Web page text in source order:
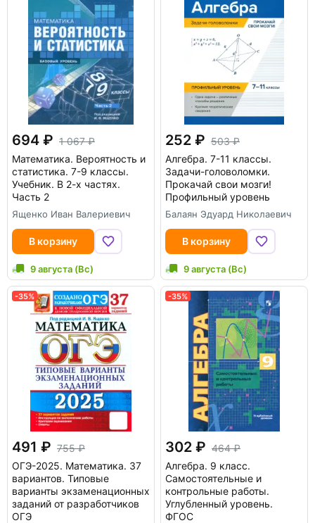
694
1 067
Математика. Вероятность и
статистика. 7-9 классы.
Учебник. В 2-х частях.
Часть 2
Ященко Иван Валериевич
В корзину
9 августа (Вс)
252
503
Алгебра. 7-11 классы.
Задачи-головоломки.
Прокачай свои мозги!
Профильный уровень
Балаян Эдуард Николаевич
В корзину
9 августа (Вс)
-35%
491
755
ОГЭ-2025. Математика. 37
вариантов. Типовые
варианты экзаменационных
заданий от разработчиков
ОГЭ
-35%
302
464
Алгебра. 9 класс.
Самостоятельные и
контрольные работы.
Углубленный уровень.
ФГОС